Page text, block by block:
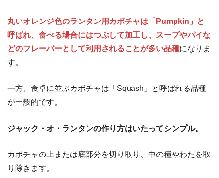
丸いオレンジ色のランタン用カボチャは「Pumpkin」と
呼ばれ、食べる場合にはつぶして加工し、スープやパイな
どのフレーバーとして利用されることが多い品種になりま
す。
一方、食卓に並ぶカボチャは「Squash」と呼ばれる品種
が一般的です。
ジャック・オ・ランタンの作り方はいたってシンプル。
カボチャの上または底部分を切り取り、中の種やわたを取
り除きます。